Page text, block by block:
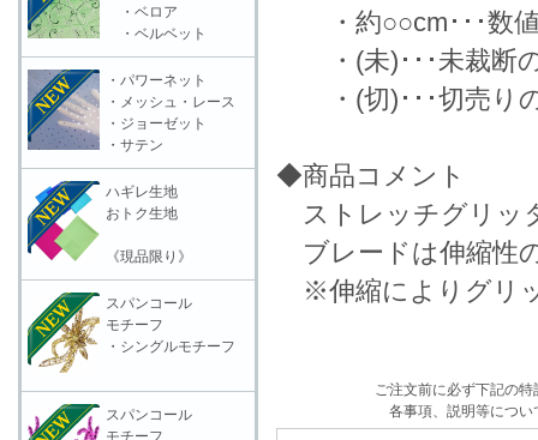
・約○○cm･･･数値
・(未)･･･未裁断
・(切)･･･切売り
◆商品コメント
ストレッチグリッ
ブレードは伸縮性
※伸縮によりグリ
ご注文前に必ず下記の
各事項、説明等につい
・ベロア
・ベルベット
・パワーネット
・メッシュ・レース
・ジョーゼット
・サテン
ハギレ生地
おトク生地
《現品限り》
スパンコール
モチーフ
・シングルモチーフ
スパンコール
モチーフ